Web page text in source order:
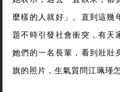
麼樣的人就好」。直到這幾
題不時引發社會衝突，有天
她們的一名長輩，看到壯壯
旗的照片，生氣質問江珮瑾